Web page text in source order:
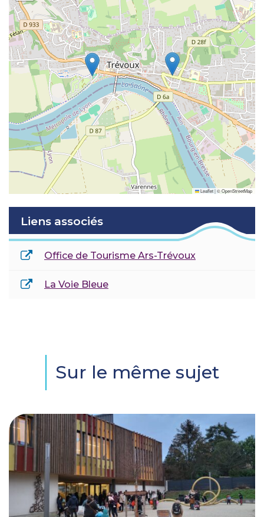
Leaflet|©OpenStreetMap
Liens associés
Office de Tourisme Ars-Trévoux
La Voie Bleue
Sur le même sujet